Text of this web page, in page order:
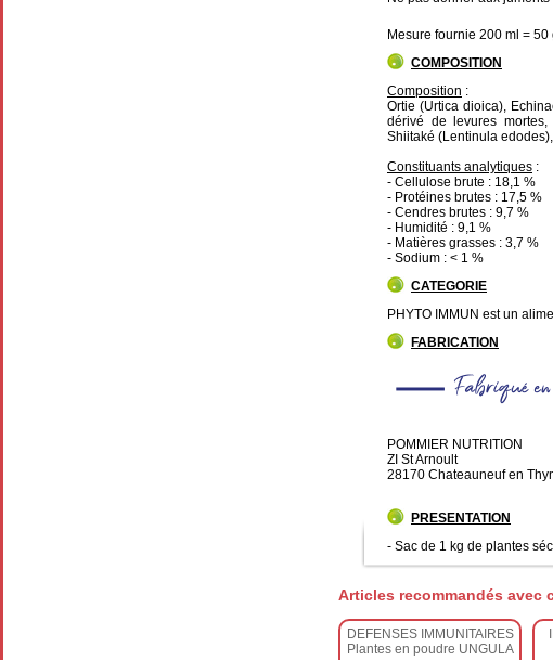
Mesure fournie 200 ml = 50
COMPOSITION
Composition :
Ortie (Urtica dioica),
dérivé de levures mortes,
Shiitaké (Lentinula
Constituants analytiques :
- Cellulose brute : 18,1 %
- Protéines brutes : 17,5 %
- Cendres brutes : 9,7 %
- Humidité : 9,1 %
- Matières grasses : 3,7 %
- Sodium : < 1 %
CATEGORIE
PHYTO IMMUN est un
FABRICATION
POMMIER NUTRITION
ZI St Arnoult
28170 Chateauneuf en
PRESENTATION
- Sac de 1 kg de plantes
Articles recommandés avec
DEFENSES IMMUNITAIRES
Plantes en poudre UNGULA